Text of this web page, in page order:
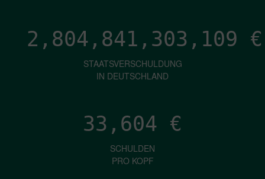
2,804,841,304,801 €
STAATSVERSCHULDUNG
IN DEUTSCHLAND
33,604 €
SCHULDEN
PRO KOPF